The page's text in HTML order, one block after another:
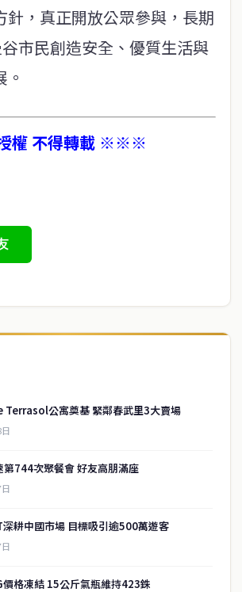
針，真正開放公眾參與，長期
市民創造安全、優質生活與
權 不得轉載 ※※※
Terrasol公寓奠基 緊鄰春武里3大賣場
第744次聚餐會 好友高朋滿座
深耕中國市場 目標吸引逾500萬遊客
價格凍結 15公斤氣瓶維持423銖